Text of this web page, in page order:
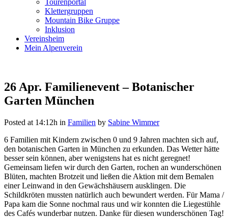
Klettergruppen
Mountain Bike Gruppe
Inklusion
Vereinsheim
Mein Alpenverein
26 Apr. Familienevent – Botanischer
Garten München
Posted at 14:12h in Familien by Sabine Wimmer
6 Familien mit Kindern zwischen 0 und 9 Jahren machten sich auf,
den botanischen Garten in München zu erkunden. Das Wetter hätte
besser sein können, aber wenigstens hat es nicht geregnet!
Gemeinsam liefen wir durch den Garten, rochen an wunderschönen
Blüten, machten Brotzeit und ließen die Aktion mit dem Bemalen
einer Leinwand in den Gewächshäusern ausklingen. Die
Schildkröten mussten natürlich auch bewundert werden. Für Mama /
Papa kam die Sonne nochmal raus und wir konnten die Liegestühle
des Cafés wunderbar nutzen. Danke für diesen wunderschönen Tag!